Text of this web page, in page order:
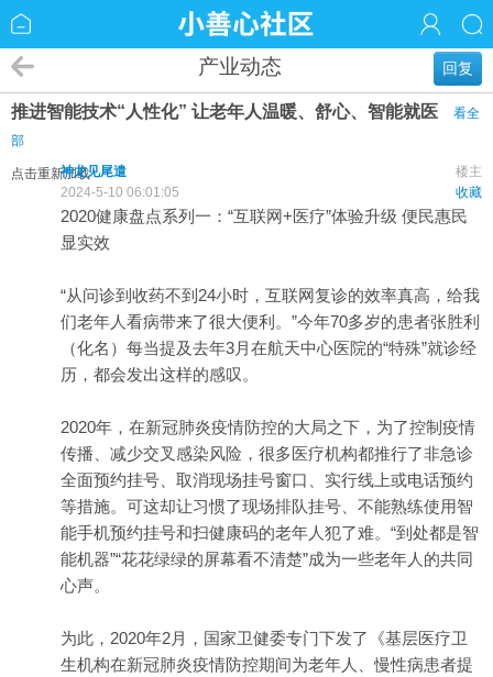
回复
产业动态
推进智能技术“人性化” 让老年人温暖、舒心、智能就医
看全
部
点击重新加载 楼主
神龙见尾遣
收藏
2024-5-10 06:01:05
2020健康盘点系列一：“互联网+医疗”体验升级 便民惠民
显实效
“从问诊到收药不到24小时，互联网复诊的效率真高，给我
们老年人看病带来了很大便利。”今年70多岁的患者张胜利
（化名）每当提及去年3月在航天中心医院的“特殊”就诊经
历，都会发出这样的感叹。
2020年，在新冠肺炎疫情防控的大局之下，为了控制疫情
传播、减少交叉感染风险，很多医疗机构都推行了非急诊
全面预约挂号、取消现场挂号窗口、实行线上或电话预约
等措施。可这却让习惯了现场排队挂号、不能熟练使用智
能手机预约挂号和扫健康码的老年人犯了难。“到处都是智
能机器”“花花绿绿的屏幕看不清楚”成为一些老年人的共同
心声。
为此，2020年2月，国家卫健委专门下发了《基层医疗卫
生机构在新冠肺炎疫情防控期间为老年人、慢性病患者提